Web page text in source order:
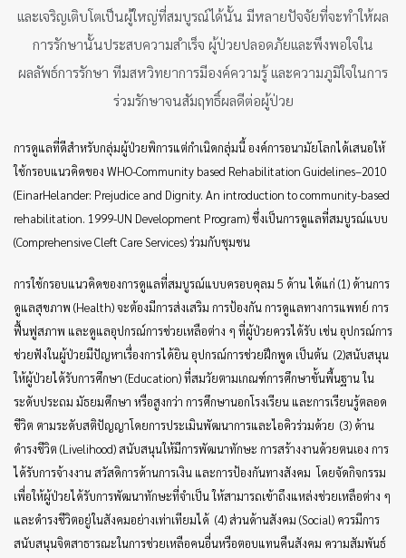
และเจริญเติบโตเป็นผู้ใหญ่ที่สมบูรณ์ได้นั้น มีหลายปัจจัยที่จะทำให้ผล
การรักษานั้นประสบความสำเร็จ ผู้ป่วยปลอดภัยและพึงพอใจใน
ผลลัพธ์การรักษา ทีมสหวิทยาการมีองค์ความรู้ และความภูมิใจในการ
ร่วมรักษาจนสัมฤทธิ์ผลดีต่อผู้ป่วย
การดูแลที่ดีสำหรับกลุ่มผู้ป่วยพิการแต่กำเนิดกลุ่มนี้ องค์การอนามัยโลกได้เสนอให้
ใช้กรอบแนวคิดของ WHO-Community based Rehabilitation Guidelines–2010
(EinarHelander: Prejudice and Dignity. An introduction to community-based
rehabilitation. 1999-UN Development Program) ซึ่งเป็นการดูแลที่สมบูรณ์แบบ
(Comprehensive Cleft Care Services) ร่วมกับชุมชน
การใช้กรอบแนวคิดของการดูแลที่สมบูรณ์แบบครอบคุลม 5 ด้าน ได้แก่ (1) ด้านการ
ดูแลสุขภาพ (Health) จะต้องมีการส่งเสริม การป้องกัน การดูแลทางการแพทย์ การ
ฟื้นฟูสภาพ และดูแลอุปกรณ์การช่วยเหลือต่าง ๆ ที่ผู้ป่วยควรได้รับ เช่น อุปกรณ์การ
ช่วยฟังในผู้ป่วยมีปัญหาเรื่องการได้ยิน อุปกรณ์การช่วยฝึกพูด เป็นต้น (2)สนับสนุน
ให้ผู้ป่วยได้รับการศึกษา (Education) ที่สมวัยตามเกณฑ์การศึกษาขั้นพื้นฐาน ใน
ระดับประถม มัธยมศึกษา หรือสูงกว่า การศึกษานอกโรงเรียน และการเรียนรู้ตลอด
ชีวิต ตามระดับสติปัญญาโดยการประเมินพัฒนาการและไอคิวร่วมด้วย (3) ด้าน
ดำรงชีวิต (Livelihood) สนับสนุนให้มีการพัฒนาทักษะ การสร้างงานด้วยตนเอง การ
ได้รับการจ้างงาน สวัสดิการด้านการเงิน และการป้องกันทางสังคม โดยจัดกิจกรรม
เพื่อให้ผู้ป่วยได้รับการพัฒนาทักษะที่จำเป็น ให้สามารถเข้าถึงแหล่งช่วยเหลือต่าง ๆ
และดำรงชีวิตอยู่ในสังคมอย่างเท่าเทียมได้ (4) ส่วนด้านสังคม (Social) ควรมีการ
สนับสนุนจิตสาธารณะในการช่วยเหลือคนอื่นหรือตอบแทนคืนสังคม ความสัมพันธ์